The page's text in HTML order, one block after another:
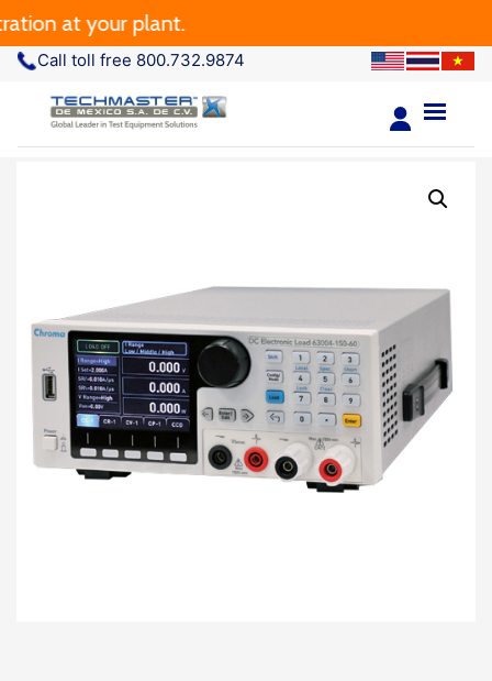
at your plant.
Call toll free 800.732.9874